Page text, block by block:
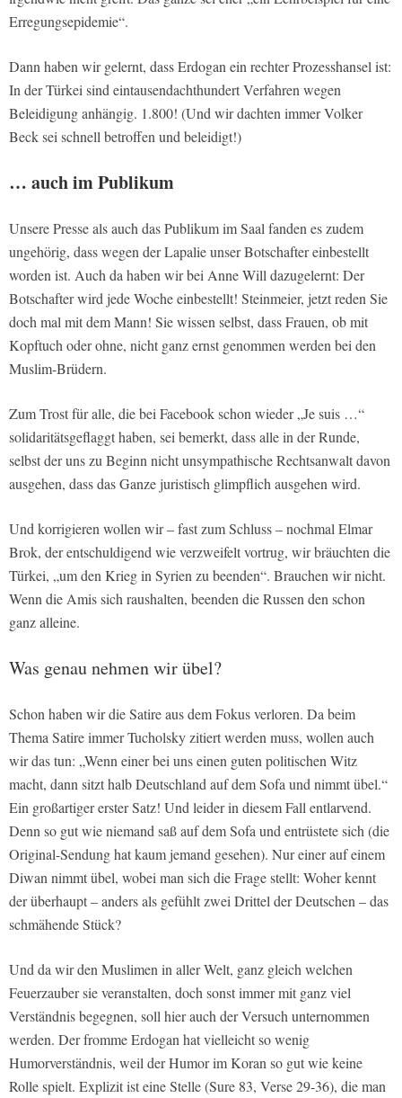
Erregungsepidemie“.
Dann haben wir gelernt, dass Erdogan ein rechter Prozesshansel ist:
In der Türkei sind eintausendachthundert Verfahren wegen
Beleidigung anhängig. 1.800! (Und wir dachten immer Volker
Beck sei schnell betroffen und beleidigt!)
… auch im Publikum
Unsere Presse als auch das Publikum im Saal fanden es zudem
ungehörig, dass wegen der Lapalie unser Botschafter einbestellt
worden ist. Auch da haben wir bei Anne Will dazugelernt: Der
Botschafter wird jede Woche einbestellt! Steinmeier, jetzt reden Sie
doch mal mit dem Mann! Sie wissen selbst, dass Frauen, ob mit
Kopftuch oder ohne, nicht ganz ernst genommen werden bei den
Muslim-Brüdern.
Zum Trost für alle, die bei Facebook schon wieder „Je suis …“
solidaritätsgeflaggt haben, sei bemerkt, dass alle in der Runde,
selbst der uns zu Beginn nicht unsympathische Rechtsanwalt davon
ausgehen, dass das Ganze juristisch glimpflich ausgehen wird.
Und korrigieren wollen wir – fast zum Schluss – nochmal Elmar
Brok, der entschuldigend wie verzweifelt vortrug, wir bräuchten die
Türkei, „um den Krieg in Syrien zu beenden“. Brauchen wir nicht.
Wenn die Amis sich raushalten, beenden die Russen den schon
ganz alleine.
Was genau nehmen wir übel?
Schon haben wir die Satire aus dem Fokus verloren. Da beim
Thema Satire immer Tucholsky zitiert werden muss, wollen auch
wir das tun: „Wenn einer bei uns einen guten politischen Witz
macht, dann sitzt halb Deutschland auf dem Sofa und nimmt übel.“
Ein großartiger erster Satz! Und leider in diesem Fall entlarvend.
Denn so gut wie niemand saß auf dem Sofa und entrüstete sich (die
Original-Sendung hat kaum jemand gesehen). Nur einer auf einem
Diwan nimmt übel, wobei man sich die Frage stellt: Woher kennt
der überhaupt – anders als gefühlt zwei Drittel der Deutschen – das
schmähende Stück?
Und da wir den Muslimen in aller Welt, ganz gleich welchen
Feuerzauber sie veranstalten, doch sonst immer mit ganz viel
Verständnis begegnen, soll hier auch der Versuch unternommen
werden. Der fromme Erdogan hat vielleicht so wenig
Humorverständnis, weil der Humor im Koran so gut wie keine
Rolle spielt. Explizit ist eine Stelle (Sure 83, Verse 29-36), die man